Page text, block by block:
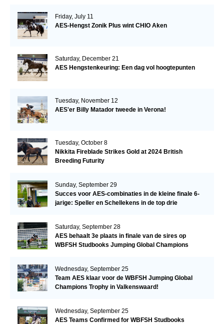
Friday, July 11
AES-Hengst Zonik Plus wint CHIO Aken
Saturday, December 21
AES Hengstenkeuring: Een dag vol hoogtepunten
Tuesday, November 12
AES'er Billy Matador tweede in Verona!
Tuesday, October 8
Nikkita Fireblade Strikes Gold at 2024 British
Breeding Futurity
Sunday, September 29
Succes voor AES-combinaties in de kleine finale 6-
jarige: Speller en Schellekens in de top drie
Saturday, September 28
AES behaalt 3e plaats in finale van de sires op
WBFSH Studbooks Jumping Global Champions
Wednesday, September 25
Team AES klaar voor de WBFSH Jumping Global
Champions Trophy in Valkenswaard!
Wednesday, September 25
AES Teams Confirmed for WBFSH Studbooks